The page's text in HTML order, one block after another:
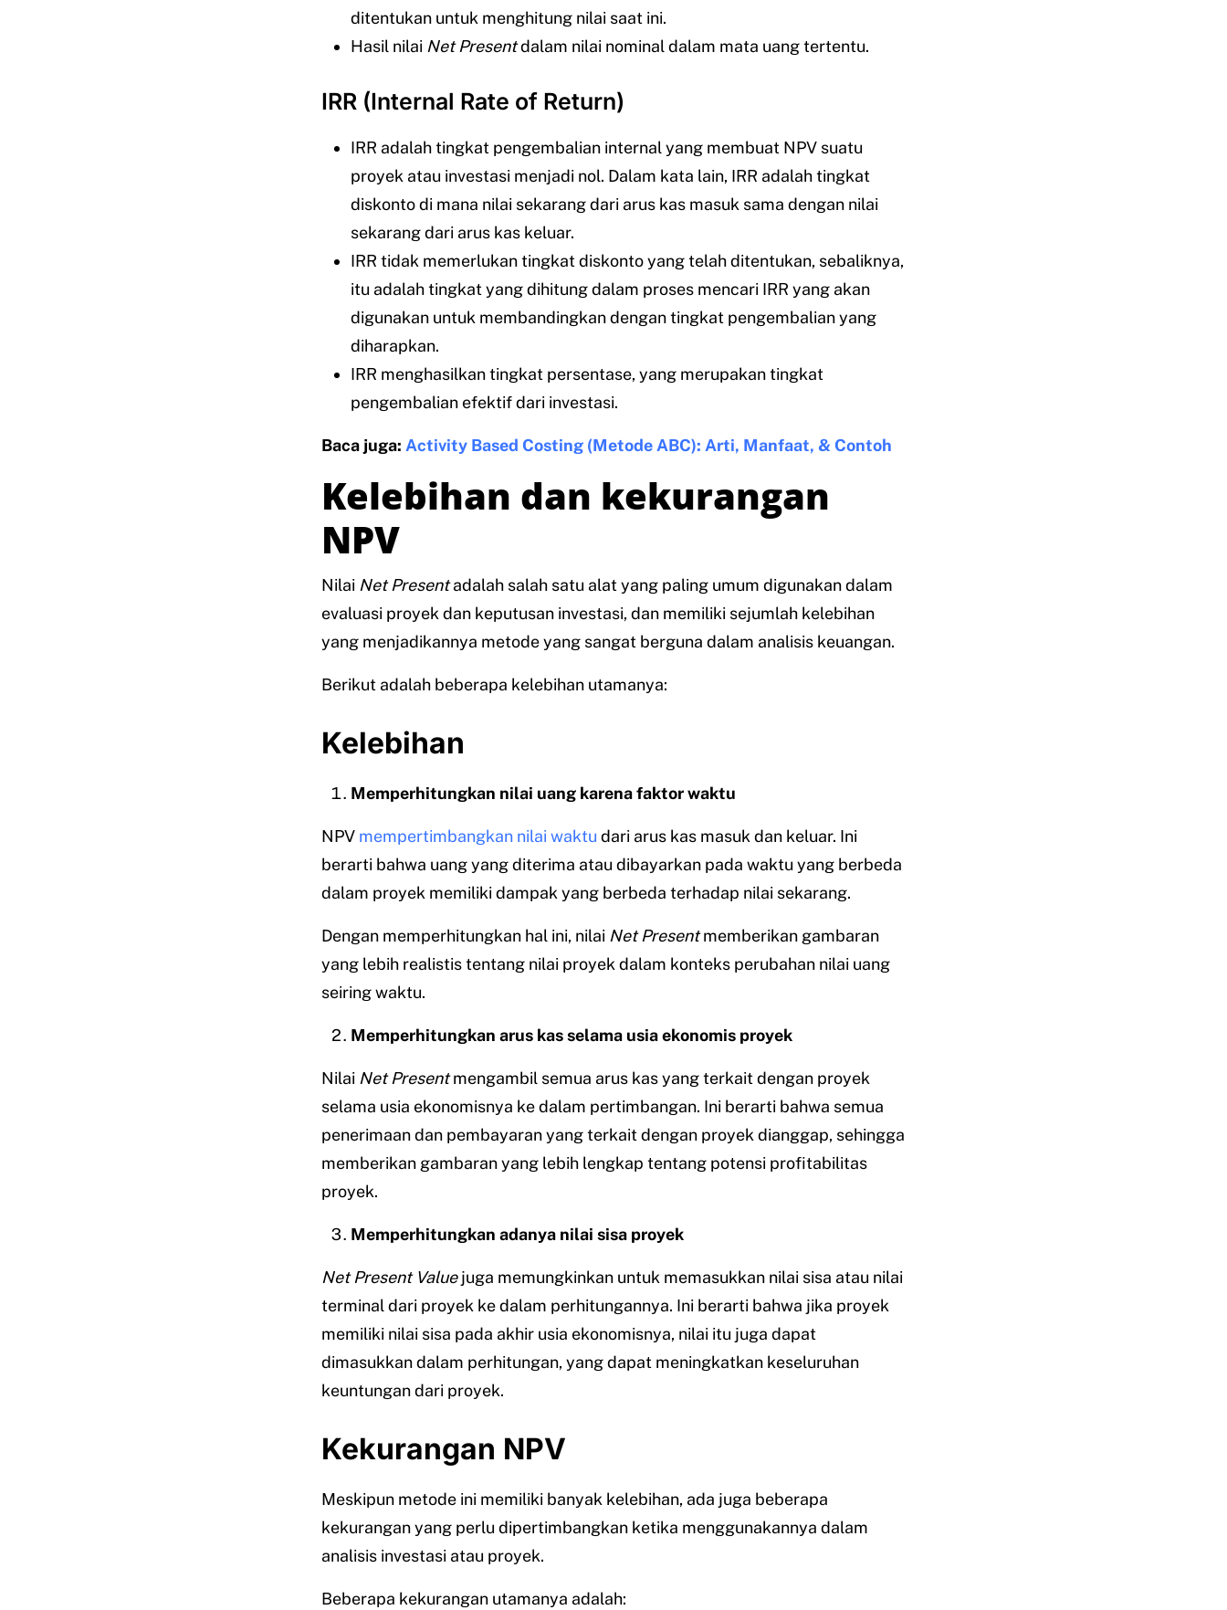
ditentukan untuk menghitung nilai saat ini.
Hasil nilai Net Presentdalam nilai nominal dalam mata uang tertentu.
IRR (Internal Rate of Return)
IRR adalah tingkat pengembalian internal yang membuat NPV suatu
proyek atau investasi menjadi nol. Dalam kata lain, IRR adalah tingkat
diskonto di mana nilai sekarang dari arus kas masuk sama dengan nilai
sekarang dari arus kas keluar.
IRR tidak memerlukan tingkat diskonto yang telah ditentukan, sebaliknya,
itu adalah tingkat yang dihitung dalam proses mencari IRR yang akan
digunakan untuk membandingkan dengan tingkat pengembalian yang
diharapkan.
IRR menghasilkan tingkat persentase, yang merupakan tingkat
pengembalian efektif dari investasi.
Baca juga: Activity Based Costing (Metode ABC): Arti, Manfaat, & Contoh
Kelebihan dan kekurangan
NPV
Nilai Net Presentadalah salah satu alat yang paling umum digunakan dalam
evaluasi proyek dan keputusan investasi, dan memiliki sejumlah kelebihan
yang menjadikannya metode yang sangat berguna dalam analisis keuangan.
Berikut adalah beberapa kelebihan utamanya:
Kelebihan
Memperhitungkan nilai uang karena faktor waktu
NPV mempertimbangkan nilai waktu dari arus kas masuk dan keluar. Ini
berarti bahwa uang yang diterima atau dibayarkan pada waktu yang berbeda
dalam proyek memiliki dampak yang berbeda terhadap nilai sekarang.
Dengan memperhitungkan hal ini, nilai Net Presentmemberikan gambaran
yang lebih realistis tentang nilai proyek dalam konteks perubahan nilai uang
seiring waktu.
Memperhitungkan arus kas selama usia ekonomis proyek
Nilai Net Presentmengambil semua arus kas yang terkait dengan proyek
selama usia ekonomisnya ke dalam pertimbangan. Ini berarti bahwa semua
penerimaan dan pembayaran yang terkait dengan proyek dianggap, sehingga
memberikan gambaran yang lebih lengkap tentang potensi profitabilitas
proyek.
Memperhitungkan adanya nilai sisa proyek
Net Present Valuejuga memungkinkan untuk memasukkan nilai sisa atau nilai
terminal dari proyek ke dalam perhitungannya. Ini berarti bahwa jika proyek
memiliki nilai sisa pada akhir usia ekonomisnya, nilai itu juga dapat
dimasukkan dalam perhitungan, yang dapat meningkatkan keseluruhan
keuntungan dari proyek.
Kekurangan NPV
Meskipun metode ini memiliki banyak kelebihan, ada juga beberapa
kekurangan yang perlu dipertimbangkan ketika menggunakannya dalam
analisis investasi atau proyek.
Beberapa kekurangan utamanya adalah: